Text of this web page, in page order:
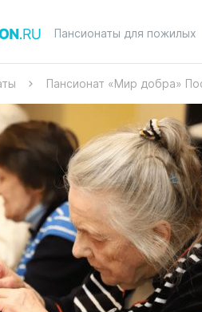
Пансионаты для пожилых
Пансионат «Мир добра»